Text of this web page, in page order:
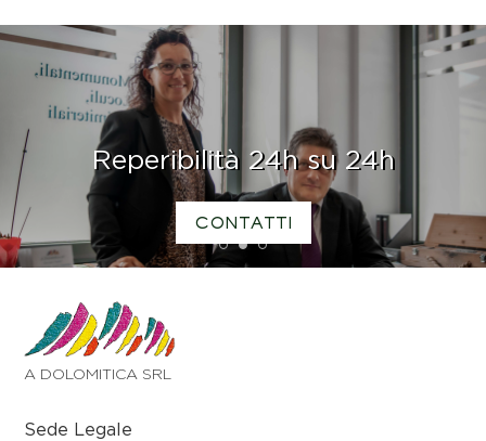
1 2 3
Reperibilità 24h su 24h
CONTATTI
A DOLOMITICA SRL
Sede Legale